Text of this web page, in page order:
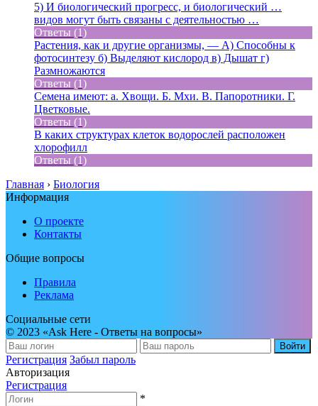
5) И биологический прогресс, и биологический …
видов могут быть связаны с деятельностью …
Ответы (1)
Растения, как и другие организмы, — А) Способны к
фотосинтезу б) Выделяют кислород в) Дышат г)
Размножаются
Ответы (1)
Семена имеют: а. Хвощи. Б. Мхи. В. Папоротники. Г.
Цветковые.
Ответы (1)
В каких структурах клеток водорослей расположен
хлорофилл
Ответы (1)
Главная › Биология
Информация
О проекте
Контакты
Общие вопросы
Правила
Реклама
Социальные сети
© 2023 «Ask Here - Ответы на вопросы»
Войти
Регистрация Забыл пароль
Авторизация
Регистрация
*